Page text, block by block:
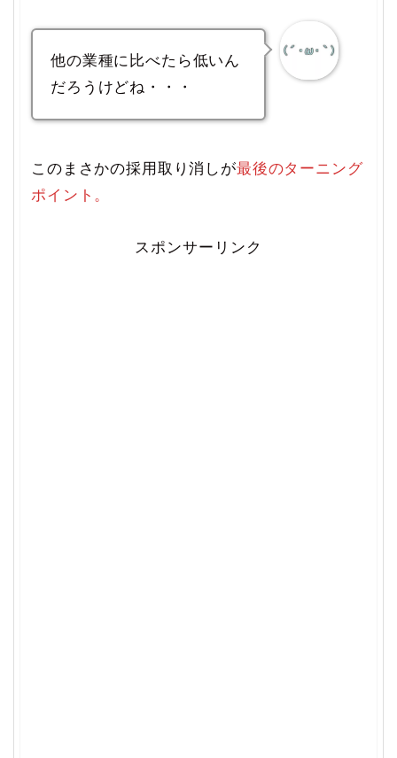
他の業種に比べたら低いん
だろうけどね・・・
このまさかの採用取り消しが最後のターニング
ポイント。
スポンサーリンク